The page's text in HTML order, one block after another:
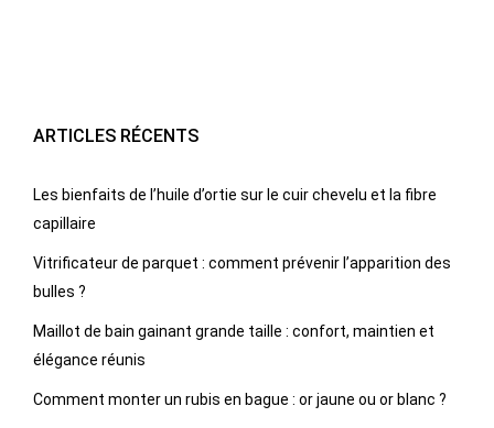
ARTICLES RÉCENTS
Les bienfaits de l’huile d’ortie sur le cuir chevelu et la fibre
capillaire
Vitrificateur de parquet : comment prévenir l’apparition des
bulles ?
Maillot de bain gainant grande taille : confort, maintien et
élégance réunis
Comment monter un rubis en bague : or jaune ou or blanc ?